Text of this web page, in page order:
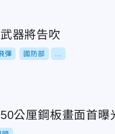
器將告吹
彈 國防部
公厘鋼板畫面首曝